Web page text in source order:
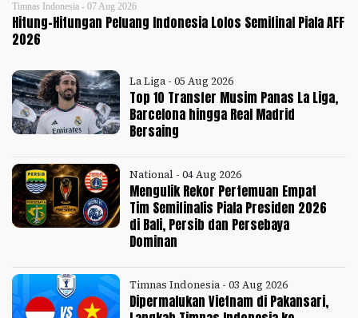
Timnas Indonesia - 07 Aug 2026
Hitung-Hitungan Peluang Indonesia Lolos Semifinal Piala AFF
2026
La Liga - 05 Aug 2026
Top 10 Transfer Musim Panas La Liga,
Barcelona hingga Real Madrid
Bersaing
National - 04 Aug 2026
Mengulik Rekor Pertemuan Empat
Tim Semifinalis Piala Presiden 2026
di Bali, Persib dan Persebaya
Dominan
Timnas Indonesia - 03 Aug 2026
Dipermalukan Vietnam di Pakansari,